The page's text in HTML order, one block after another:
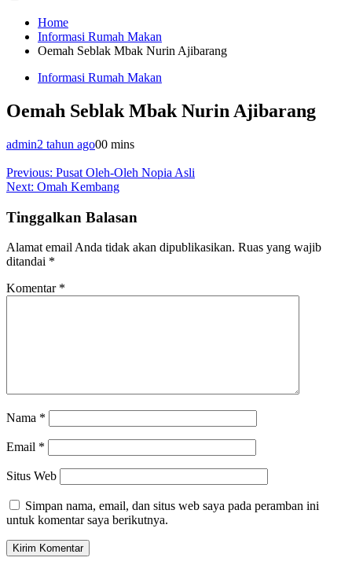
Home
Informasi Rumah Makan
Oemah Seblak Mbak Nurin Ajibarang
Informasi Rumah Makan
Oemah Seblak Mbak Nurin Ajibarang
admin2 tahun ago00 mins
Navigasi
pos
Previous: Pusat Oleh-Oleh Nopia Asli
Next: Omah Kembang
Tinggalkan Balasan
Alamat email Anda tidak akan dipublikasikan. Ruas yang wajib
ditandai *
Komentar *
Nama *
Email *
Situs Web
Simpan nama, email, dan situs web saya pada peramban ini
untuk komentar saya berikutnya.